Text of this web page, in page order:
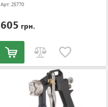
Арт: 25770
605 грн.